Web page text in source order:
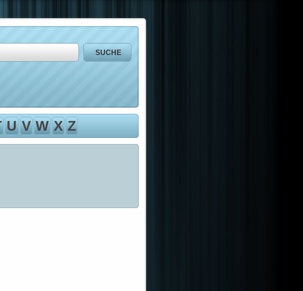
U V W X Z